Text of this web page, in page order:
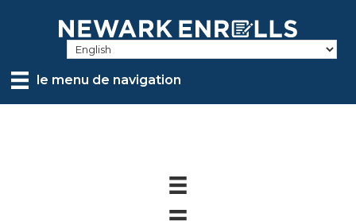
contentle menu de navigation